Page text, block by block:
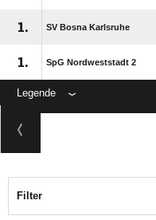
1. SV Bosna Karlsruhe
1. SpG Nordweststadt 2
Legende
Filter